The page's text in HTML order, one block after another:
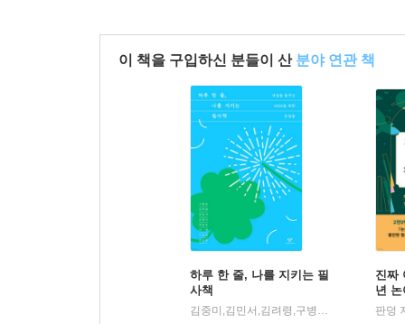
이 책을 구입하신 분들이 산 분야 연관 책
하루 한 줄, 나를 지키는 필
사책
진짜
년 논
판덩